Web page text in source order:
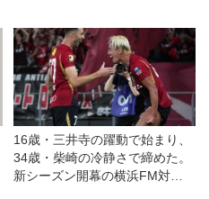
16歳・三井寺の躍動で始まり、
34歳・柴崎の冷静さで締めた。
新シーズン開幕の横浜FM対鹿